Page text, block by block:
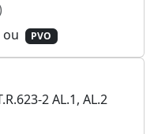
ou PVO
2 AL.1, AL.2